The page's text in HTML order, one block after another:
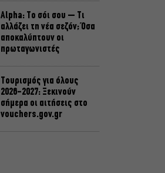
Alpha: Το σόι σου – Τι
αλλάζει τη νέα σεζόν; Όσα
αποκαλύπτουν οι
πρωταγωνιστές
Τουρισμός για όλους
2026-2027: Ξεκινούν
σήμερα οι αιτήσεις στο
vouchers.gov.gr